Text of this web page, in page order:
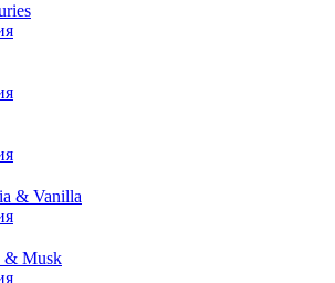
& Vanilla
& Musk